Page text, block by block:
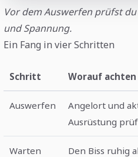
Vor dem Auswerfen prüfst
und Spannung.
Ein Fang in vier Schritten
Schritt Worauf achten
Auswerfen
Angelort und
Ausrüstung
Warten Den Biss ruhig